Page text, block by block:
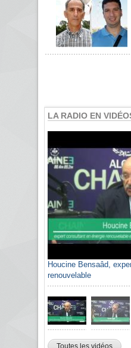
LA RADIO EN
Houcine Bensaâd,
renouvelable
Toutes les vidéos